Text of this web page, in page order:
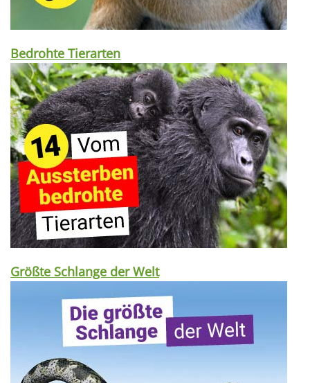
Bedrohte Tierarten
Größte Schlange der Welt